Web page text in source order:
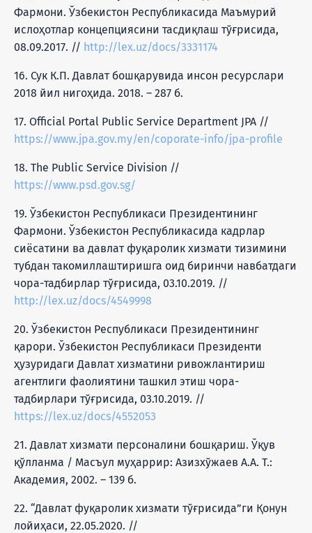
Фармони. Ўзбекистон Республикасида Маъмурий
ислоҳотлар концепциясини тасдиқлаш тўғрисида,
08.09.2017. // http://lex.uz/docs/3331174
16. Сук К.П. Давлат бошқарувида инсон ресурслари
2018 йил нигоҳида. 2018. – 287 б.
17. Official Portal Public Service Department JPA //
https://www.jpa.gov.my/en/coporate-info/jpa-profile
18. The Public Service Division //
https://www.psd.gov.sg/
19. Ўзбекистон Республикаси Президентининг
Фармони. Ўзбекистон Республикасида кадрлар
сиёсатини ва давлат фуқаролик хизмати тизимини
тубдан такомиллаштиришга оид биринчи навбатдаги
чора-тадбирлар тўғрисида, 03.10.2019. //
http://lex.uz/docs/4549998
20. Ўзбекистон Республикаси Президентининг
қарори. Ўзбекистон Республикаси Президенти
ҳузуридаги Давлат хизматини ривожлантириш
агентлиги фаолиятини ташкил этиш чора-
тадбирлари тўғрисида, 03.10.2019. //
https://lex.uz/docs/4552053
21. Давлат хизмати персоналини бошқариш. Ўқув
қўлланма / Масъул муҳаррир: Азизхўжаев А.А. Т.:
Академия, 2002. – 139 б.
22. “Давлат фуқаролик хизмати тўғрисида”ги Қонун
лойиҳаси, 22.05.2020. //